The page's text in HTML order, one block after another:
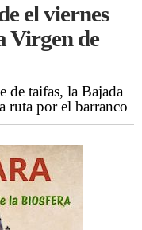
el viernes
Virgen de
de taifas, la Bajada
ruta por el barranco